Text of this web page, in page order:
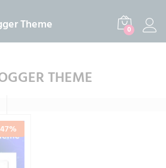
Theme 0
THEME
47%